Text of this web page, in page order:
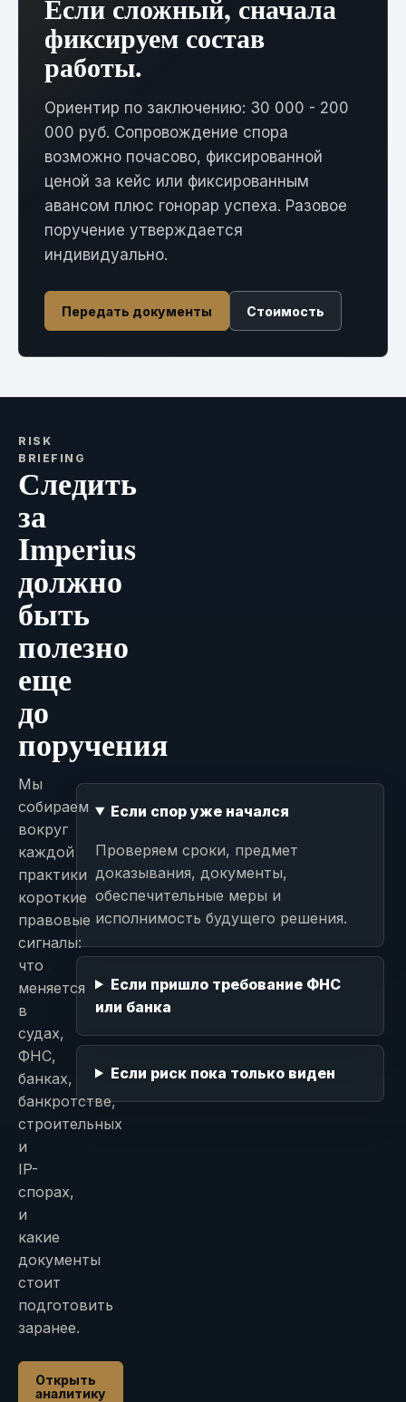
Если сложный, сначала
фиксируем состав
работы.
Ориентир по заключению: 30 000 - 200
000 руб. Сопровождение спора
возможно почасово, фиксированной
ценой за кейс или фиксированным
авансом плюс гонорар успеха. Разовое
поручение утверждается
индивидуально.
Передать документы Стоимость
RISK
BRIEFING
Следить
за
Imperius
должно
быть
полезно
еще
до
поручения
Мы
собираем
вокруг
каждой
практики
короткие
правовые
сигналы:
что
меняется
в
судах,
ФНС,
банках,
банкротстве,
строительных
и
IP-
спорах,
и
какие
документы
стоит
подготовить
заранее.
Открыть
аналитику
Если спор уже начался
Проверяем сроки, предмет
доказывания, документы,
обеспечительные меры и
исполнимость будущего решения.
Если пришло требование ФНС
или банка
Если риск пока только виден